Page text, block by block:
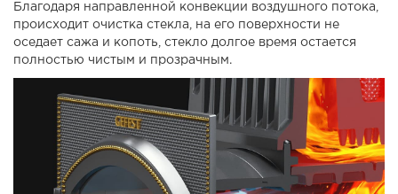
Благодаря направленной конвекции воздушного потока,
происходит очистка стекла, на его поверхности не
оседает сажа и копоть, стекло долгое время остается
полностью чистым и прозрачным.